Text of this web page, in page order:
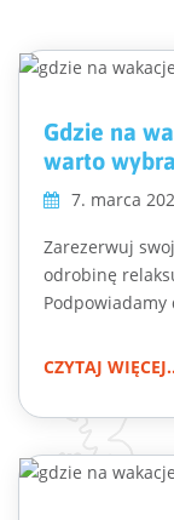
Gdzie na
warto
7. marca
Zarezerwuj
odrobinę
CZYTAJ